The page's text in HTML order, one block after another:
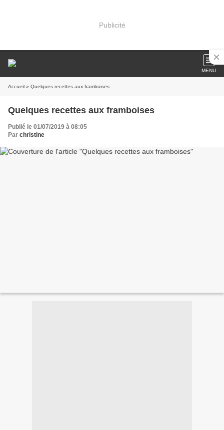
Publicité
MENU
Accueil » Quelques recettes aux framboises
Quelques recettes aux framboises
Publié le 01/07/2019 à 08:05
Par christine